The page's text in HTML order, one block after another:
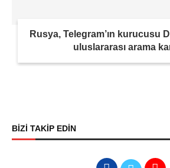
Rusya, Telegram’ın kurucusu
uluslararası arama
BİZİ TAKİP EDİN